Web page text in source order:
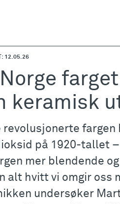
12.05.26
Norge
keramisk
revolusjonerte
på 1920-tallet
mer blendende
alt hvitt vi omgir oss
undersøker